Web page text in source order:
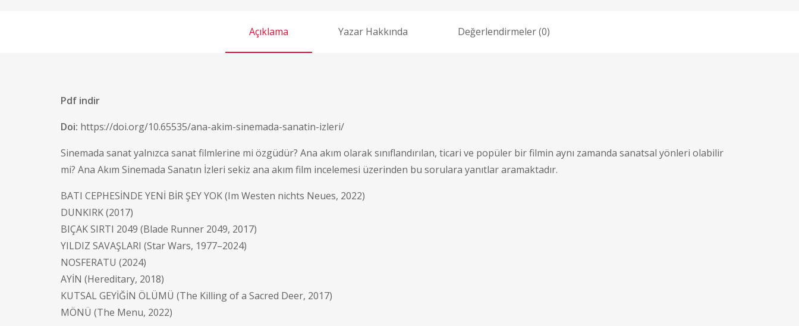
Açıklama Yazar Hakkında Değerlendirmeler (0)
Pdf indir
Doi: https://doi.org/10.65535/ana-akim-sinemada-sanatin-izleri/
Sinemada sanat yalnızca sanat filmlerine mi özgüdür? Ana akım olarak sınıflandırılan, ticari ve popüler bir filmin aynı zamanda sanatsal yönleri olabilir
mi? Ana Akım Sinemada Sanatın İzleri sekiz ana akım film incelemesi üzerinden bu sorulara yanıtlar aramaktadır.
BATI CEPHESİNDE YENİ BİR ŞEY YOK (Im Westen nichts Neues, 2022)
DUNKIRK (2017)
BIÇAK SIRTI 2049 (Blade Runner 2049, 2017)
YILDIZ SAVAŞLARI (Star Wars, 1977–2024)
NOSFERATU (2024)
AYİN (Hereditary, 2018)
KUTSAL GEYİĞİN ÖLÜMÜ (The Killing of a Sacred Deer, 2017)
MÖNÜ (The Menu, 2022)